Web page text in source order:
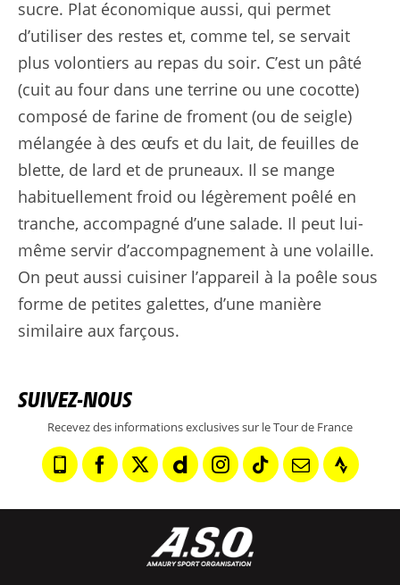
sucre. Plat économique aussi, qui permet
d’utiliser des restes et, comme tel, se servait
plus volontiers au repas du soir. C’est un pâté
(cuit au four dans une terrine ou une cocotte)
composé de farine de froment (ou de seigle)
mélangée à des œufs et du lait, de feuilles de
blette, de lard et de pruneaux. Il se mange
habituellement froid ou légèrement poêlé en
tranche, accompagné d’une salade. Il peut lui-
même servir d’accompagnement à une volaille.
On peut aussi cuisiner l’appareil à la poêle sous
forme de petites galettes, d’une manière
similaire aux farçous.
SUIVEZ-NOUS
Recevez des informations exclusives sur le Tour de France